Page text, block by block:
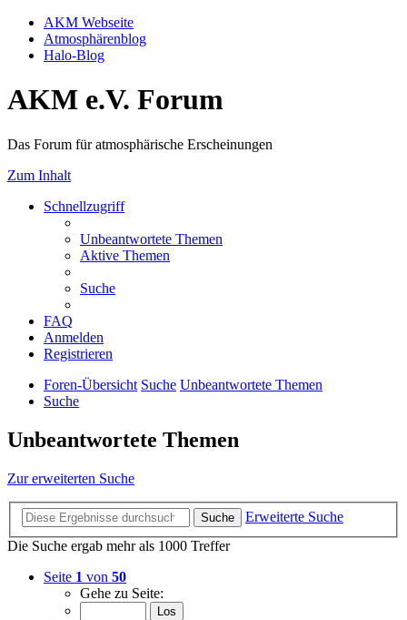
AKM Webseite
Atmosphärenblog
Halo-Blog
AKM e.V. Forum
Das Forum für atmosphärische Erscheinungen
Zum Inhalt
Schnellzugriff
Unbeantwortete Themen
Aktive Themen
Suche
FAQ
Anmelden
Registrieren
Foren-Übersicht Suche Unbeantwortete Themen
Suche
Unbeantwortete Themen
Zur erweiterten Suche
Suche
Erweiterte Suche
Die Suche ergab mehr als 1000 Treffer
Seite 1 von 50
Gehe zu Seite: